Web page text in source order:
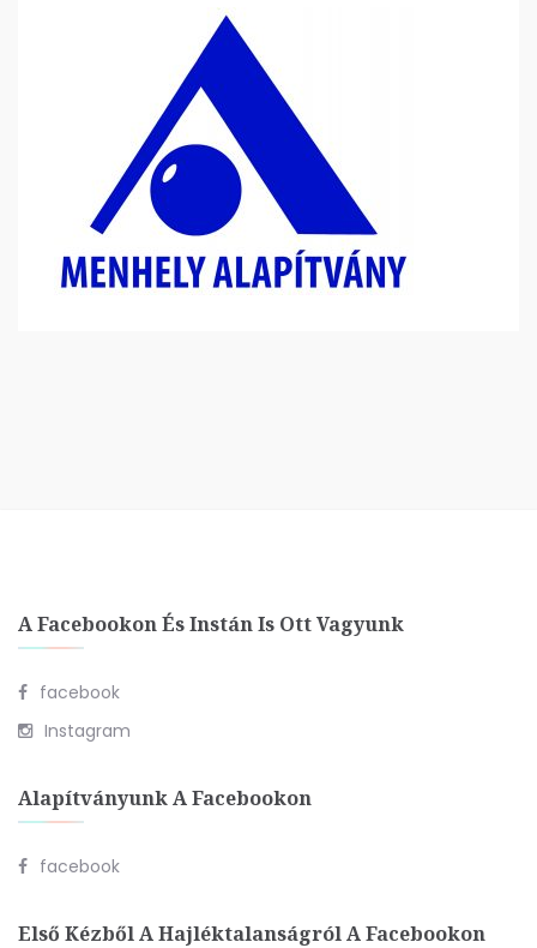
A Facebookon És Instán Is Ott Vagyunk
facebook
Instagram
Alapítványunk A Facebookon
facebook
Első Kézből A Hajléktalanságról A Facebookon